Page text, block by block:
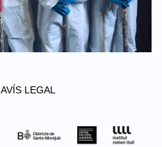
AVÍS LEGAL